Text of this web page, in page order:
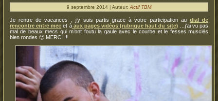
9 septembre 2014 | Auteur: Actif TBM
Je rentre de vacances , j’y suis partis grace à votre participation au dial de
rencontre entre mec et à aux pages vidéos (rubrique haut du site) …j’ai vu pas
mal de beaux mecs qui m’ont foutu la gaule avec le courbe et le fesses musclés
bien rondes 🙂 MERCI !!!